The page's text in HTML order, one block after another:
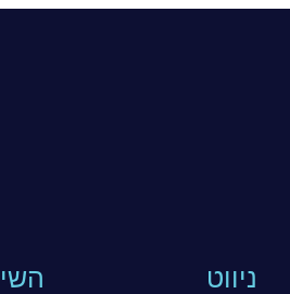
ניווט